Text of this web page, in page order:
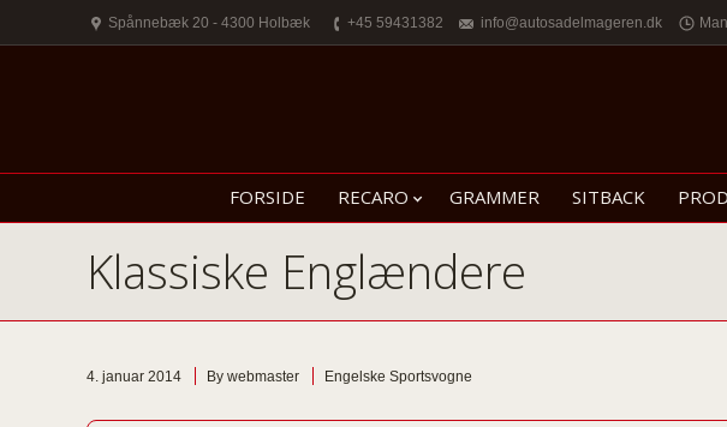
Spånnebæk 20 - 4300 Holbæk +45 59431382 info@autosadelmageren.dk
FORSIDE RECARO GRAMMER SITBACK
Klassiske Englændere
4. januar 2014 By webmaster Engelske Sportsvogne